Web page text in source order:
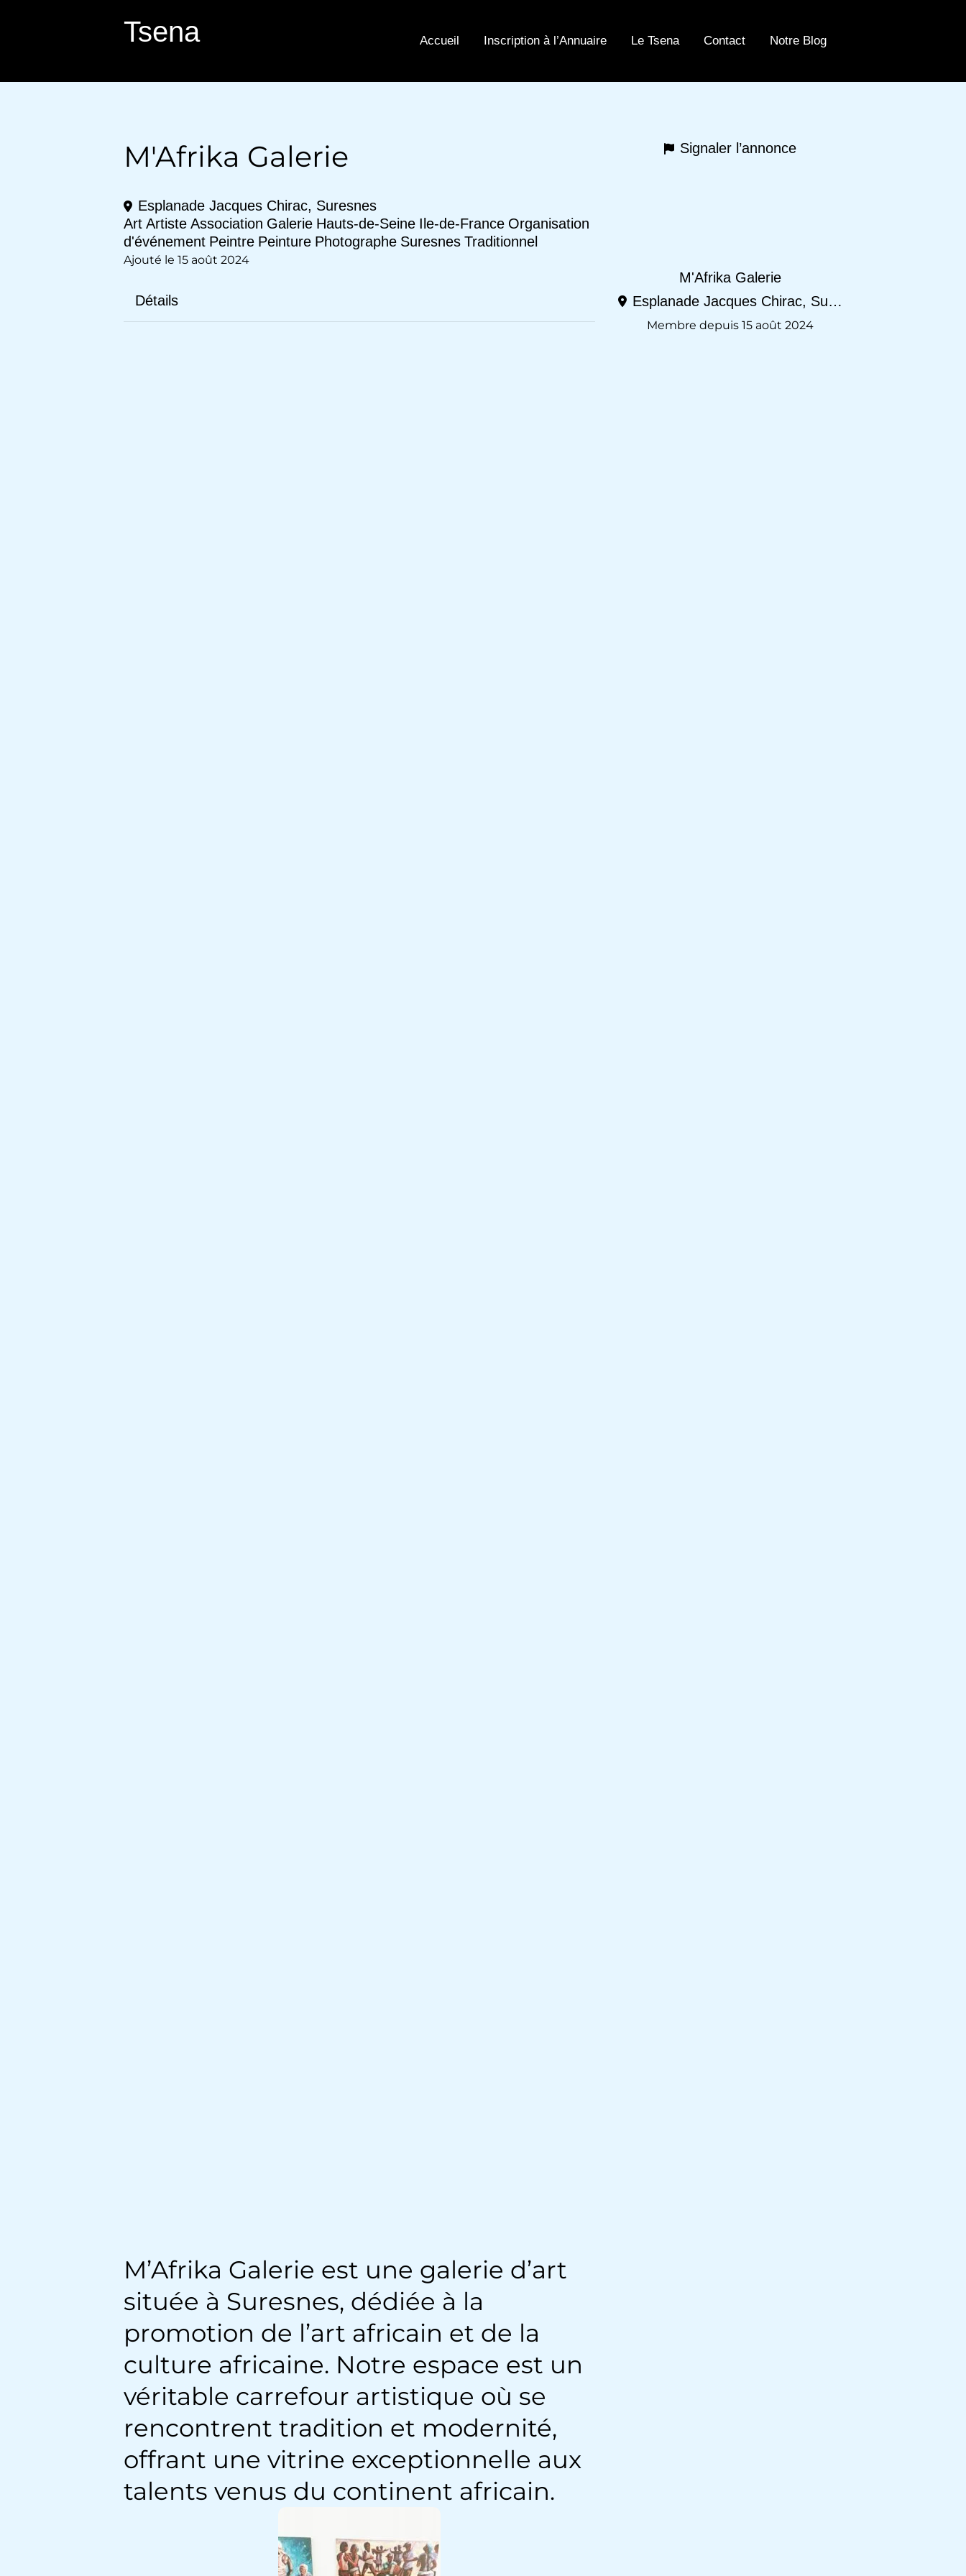
Tsena Accueil Inscription à l’Annuaire Le Tsena Contact Notre Blog
M'Afrika Galerie
Esplanade Jacques Chirac, Suresnes
Art Artiste Association Galerie Hauts-de-Seine Ile-de-France Organisation
d'événement Peintre Peinture Photographe Suresnes Traditionnel
Ajouté le 15 août 2024
Détails
M’Afrika Galerie est une galerie d’art
située à Suresnes, dédiée à la
promotion de l’art africain et de la
culture africaine. Notre espace est un
véritable carrefour artistique où se
rencontrent tradition et modernité,
offrant une vitrine exceptionnelle aux
talents venus du continent africain.
Signaler l’annonce
M'Afrika Galerie
Esplanade Jacques Chirac, Suresnes
Membre depuis 15 août 2024